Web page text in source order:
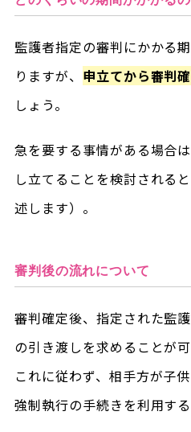
監護者指定の審判にかかる
りますが、 申立てから審判
しょう。
急を要する事情がある場合
し立てることを検討される
述します）。
審判後の流れについて
審判確定後、指定された監
の引き渡しを求めることが可
これに従わず、相手方が子
強制執行の手続きを利用する